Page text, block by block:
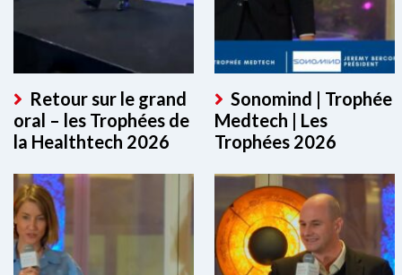
Retour sur le grand
oral – les Trophées de
la Healthtech 2026
Sonomind | Trophée
Medtech | Les
Trophées 2026